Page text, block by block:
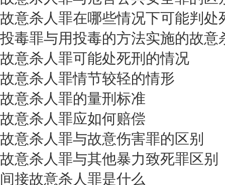
故意杀人罪在哪些情况下可能判处
投毒罪与用投毒的方法实施的故意
故意杀人罪可能处死刑的情况
故意杀人罪情节较轻的情形
故意杀人罪的量刑标准
故意杀人罪应如何赔偿
故意杀人罪与故意伤害罪的区别
故意杀人罪与其他暴力致死罪区别
间接故意杀人罪是什么